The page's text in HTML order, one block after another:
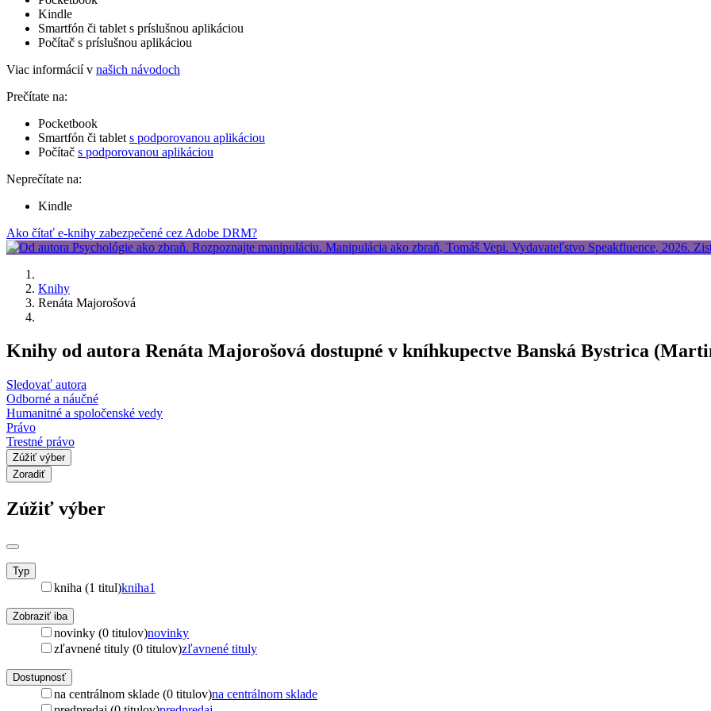
Kindle
Smartfón či tablet s príslušnou aplikáciou
Počítač s príslušnou aplikáciou
Viac informácií v našich návodoch
Prečítate na:
Pocketbook
Smartfón či tablet s podporovanou aplikáciou
Počítač s podporovanou aplikáciou
Neprečítate na:
Kindle
Ako čítať e-knihy zabezpečené cez Adobe DRM?
Knihy
Renáta Majorošová
Knihy od autora Renáta Majorošová dostupné v kníhkupectve Banská Bystrica
Sledovať autora
Odborné a náučné
Humanitné a spoločenské vedy
Právo
Trestné právo
Zúžiť výber
Zoradiť
Zúžiť výber
Typ
kniha (1 titul)kniha1
Zobraziť iba
novinky (0 titulov)novinky
zľavnené tituly (0 titulov)zľavnené tituly
Dostupnosť
na centrálnom sklade (0 titulov)na centrálnom sklade